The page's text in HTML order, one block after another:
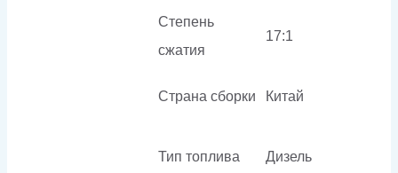
Степень
сжатия
17:1
Страна сборки Китай
Тип топлива Дизель